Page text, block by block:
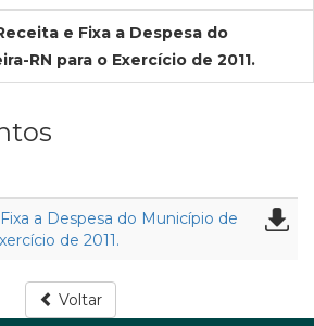
e Fixa a Despesa do
RN para o Exercício de 2011.
a Despesa do Município de
de 2011.
Voltar